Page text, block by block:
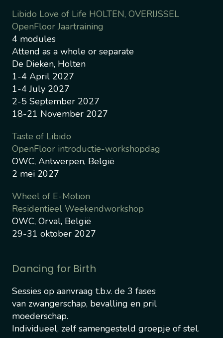
Libido Love of Life HOLTEN, OVERIJSSEL
OpenFloor Jaartraining
4 modules
Attend as a whole or separate
De Dieken, Holten
1-4 April 2027
1-4 July 2027
2-5 September 2027
18-21 November 2027
Taste of Libido
OpenFloor introductie-workshopdag
OWC, Antwerpen, België
2 mei 2027
Wheel of E-Motion
Residentieel Weekendworkshop
OWC, Orval, België
29-31 oktober 2027
Dancing for Birth
Sessies op aanvraag t.b.v. de 3 fases
van zwangerschap, bevalling en pril
moederschap.
Individueel, zelf samengesteld groepje of stel.